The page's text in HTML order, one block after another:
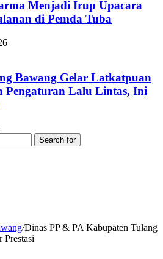
Menjadi Irup Upacara
di Pemda Tuba
Bawang Gelar Latkatpuan
Pengaturan Lalu Lintas, Ini
Search for
/Dinas PP & PA Kabupaten Tulang